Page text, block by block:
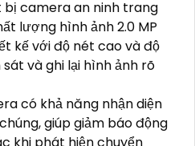
bị camera an ninh trang
lượng hình ảnh 2.0 MP
kế với độ nét cao và độ
và ghi lại hình ảnh rõ
có khả năng nhận diện
giúp giảm báo động